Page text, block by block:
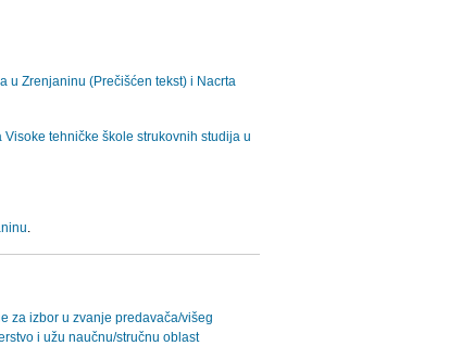
u Zrenjaninu (Prečišćen tekst) i Nacrta
tehničke škole strukovnih studija u
.
za izbor u zvanje predavača/višeg
i užu naučnu/stručnu oblast